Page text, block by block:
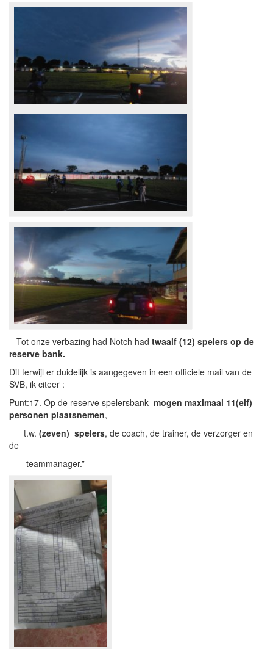
– Tot onze verbazing had Notch had twaalf (12) spelers op de
reserve bank.
Dit terwijl er duidelijk is aangegeven in een officiele mail van de
SVB, ik citeer :
Punt:17. Op de reserve spelersbank mogen maximaal 11(elf)
personen plaatsnemen,
t.w. (zeven) spelers, de coach, de trainer, de verzorger en
de
teammanager.”